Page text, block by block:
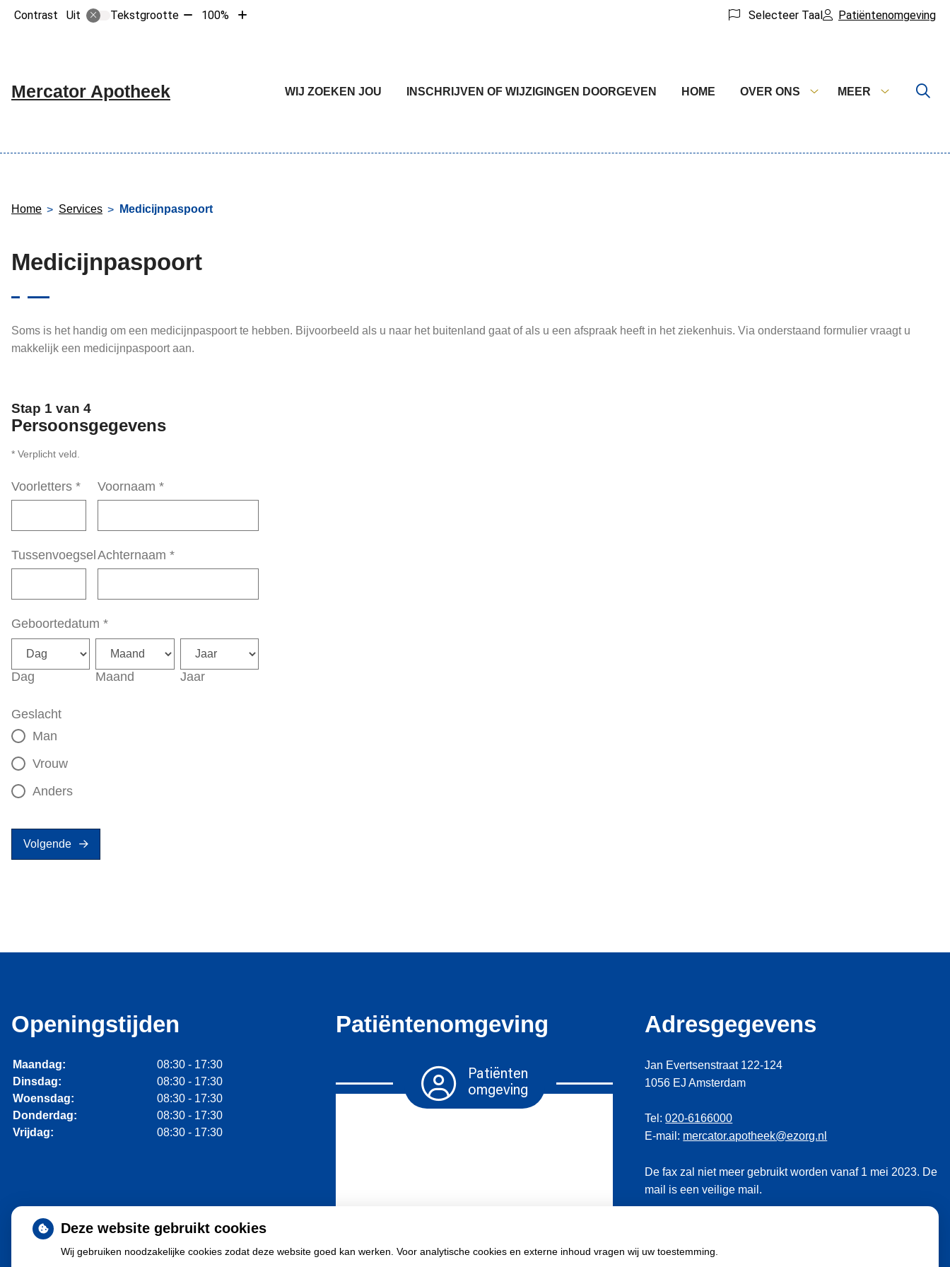
Contrast Uit Tekstgrootte Tekst100%
Tekst
Selecteer Taal Patiëntenomgeving
Mercator Apotheek WIJ ZOEKEN JOU INSCHRIJVEN OF WIJZIGINGEN DOORGEVEN HOME
OVER ONS
MEER
Home Services Medicijnpaspoort
Medicijnpaspoort
Soms is het handig om een medicijnpaspoort te hebben. Bijvoorbeeld als u naar het buitenland gaat of als u een afspraak heeft in het ziekenhuis. Via onderstaand formulier vraagt u
makkelijk een medicijnpaspoort aan.
Stap 1 van 4
Persoonsgegevens
* Verplicht veld.
Voorletters * Voornaam *
TussenvoegselAchternaam *
Geboortedatum *
Dag Maand Jaar
Geslacht
Man
Vrouw
Anders
Volgende
Openingstijden
Maandag:
08:30 - 17:30
Dinsdag:
08:30 - 17:30
Woensdag:
08:30 - 17:30
Donderdag:
08:30 - 17:30
Vrijdag:
08:30 - 17:30
Patiëntenomgeving
Patiënten
omgeving
Adresgegevens
Jan Evertsenstraat 122-124
1056 EJ Amsterdam
Tel:020-6166000
E-mail: mercator.apotheek@ezorg.nl
De fax zal niet meer gebruikt worden vanaf 1 mei 2023. De
mail is een veilige mail.
Deze website gebruikt cookies
Wij gebruiken noodzakelijke cookies zodat deze website goed kan werken. Voor analytische cookies en externe inhoud vragen wij uw toestemming.